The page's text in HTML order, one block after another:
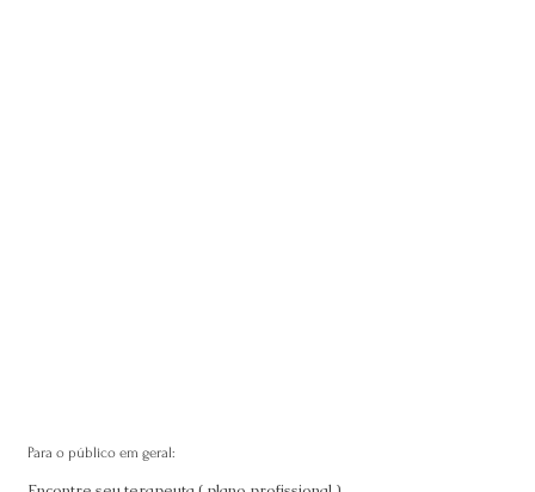
Para o público em geral: